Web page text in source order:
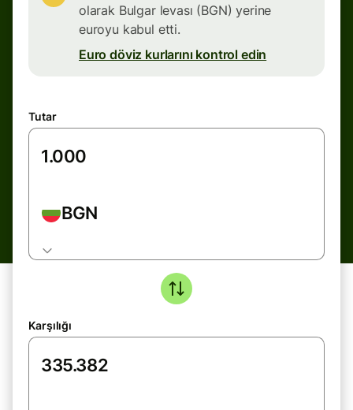
olarak Bulgar levası (BGN) yerine
euroyu kabul etti.
Euro döviz kurlarını kontrol edin
Tutar
BGN
Karşılığı